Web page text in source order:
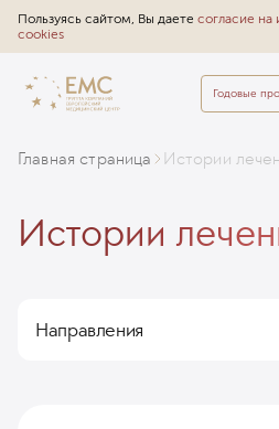
Пользуясь сайтом, Вы даете согласие на
cookies
Годовые
Главная страница Истории
Истории
Направления